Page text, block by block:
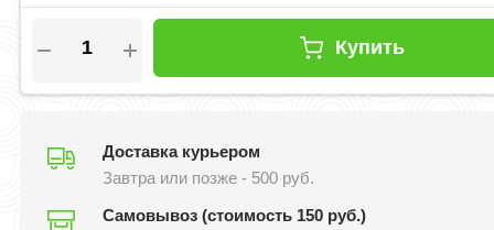
Купить
Доставка курьером
Завтра или позже - 500 руб.
Самовывоз (стоимость 150 руб.)